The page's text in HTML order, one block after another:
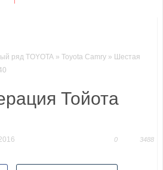
ряд TOYOTA » Toyota Camry » Шестая
Тойота
0 3488